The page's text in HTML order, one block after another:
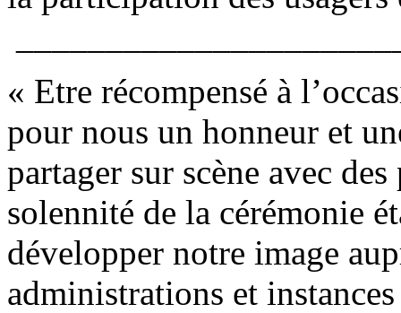
« Etre récompensé à
pour nous un honneur et
partager sur scène avec
solennité de la cérémonie
développer notre image
administrations et